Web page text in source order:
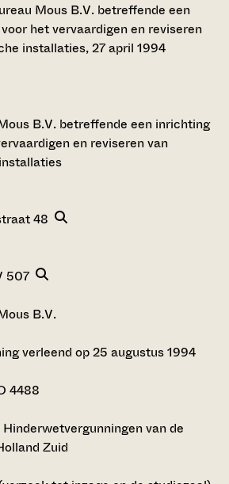
Mous B.V. betreffende een
het vervaardigen en reviseren
installaties, 27 april 1994
B.V. betreffende een inrichting
en reviseren van
48
507
B.V.
verleend op 25 augustus 1994
4488
van de
Zuid